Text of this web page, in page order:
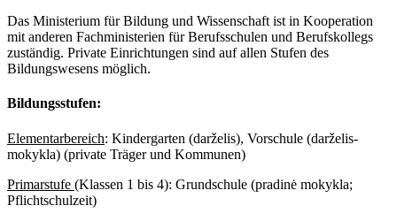
Das Ministerium für Bildung und Wissenschaft ist in Kooperation
mit anderen Fachministerien für Berufsschulen und Berufskollegs
zuständig. Private Einrichtungen sind auf allen Stufen des
Bildungswesens möglich.
Bildungsstufen:
Elementarbereich: Kindergarten (darželis), Vorschule (darželis-
mokykla) (private Träger und Kommunen)
Primarstufe (Klassen 1 bis 4): Grundschule (pradinė mokykla;
Pflichtschulzeit)